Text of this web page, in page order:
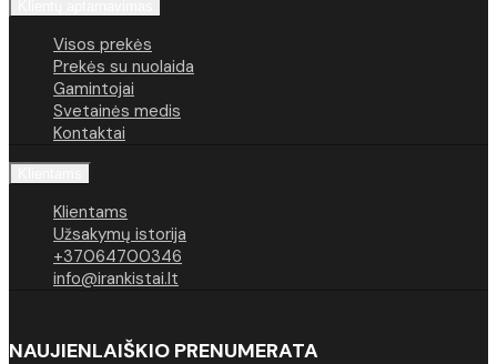
Visos prekės
Prekės su nuolaida
Gamintojai
Svetainės medis
Kontaktai
Klientams
Užsakymų istorija
+37064700346
info@irankistai.lt
NAUJIENLAIŠKIO PRENUMERATA